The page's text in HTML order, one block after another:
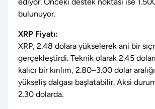
bulunuyor.
XRP Fiyatı:
XRP, 2.48 dolara yükselerek ani bir
gerçekleştirdi. Teknik olarak 2.45
kalıcı bir kırılım, 2.80–3.00 dolar
yükseliş dalgası başlatabilir. Aksi
2.30 dolarda.